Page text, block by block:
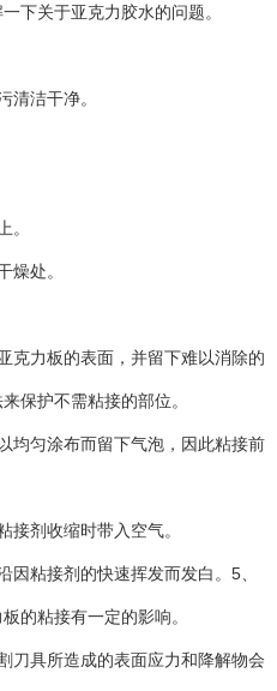
下关于亚克力胶水的问题。
清洁干净。
。
燥处。
克力板的表面，并留下难以消除的
保护不需粘接的部位。
均匀涂布而留下气泡，因此粘接前
接剂收缩时带入空气。
粘接剂的快速挥发而发白。5、
的粘接有一定的影响。
刀具所造成的表面应力和降解物会